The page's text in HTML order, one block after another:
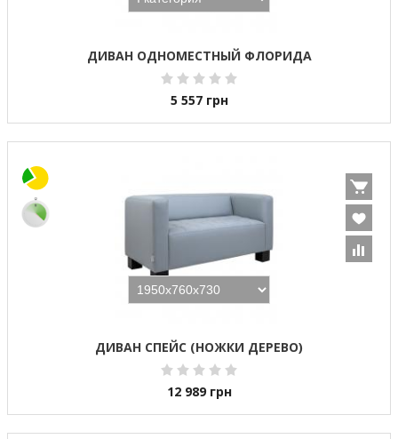
ДИВАН ОДНОМЕСТНЫЙ ФЛОРИДА
5 557 грн
ДИВАН СПЕЙС (НОЖКИ ДЕРЕВО)
12 989 грн